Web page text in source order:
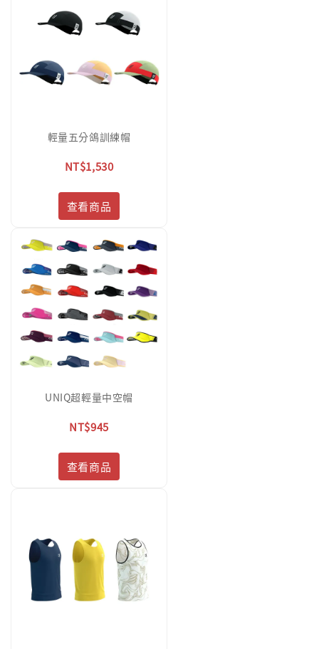
輕量五分鴿訓練帽
NT$1,530
查看商品
UNIQ超輕量中空帽
NT$945
查看商品